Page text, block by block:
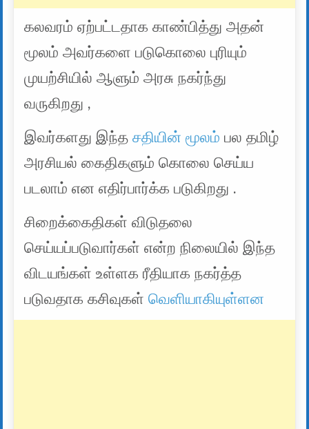
கலவரம் ஏற்பட்டதாக காண்பித்து அதன்
மூலம் அவர்களை படுகொலை புரியும்
முயற்சியில் ஆளும் அரசு நகர்ந்து
வருகிறது ,
இவர்களது இந்தசதியின் மூலம்பல தமிழ்
அரசியல் கைதிகளும் கொலை செய்ய
படலாம் என எதிர்பார்க்க படுகிறது .
சிறைக்கைதிகள் விடுதலை
செய்யப்படுவார்கள் என்ற நிலையில் இந்த
விடயங்கள் உள்ளக ரீதியாக நகர்த்த
படுவதாக கசிவுகள்வெளியாகியுள்ளன